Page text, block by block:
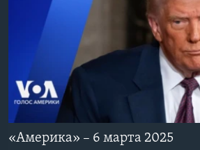
«Америка» – 6 марта 2025